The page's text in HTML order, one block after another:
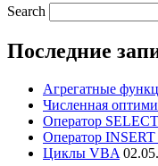
Search
Последние
Агрегатные
Численная
Оператор
Оператор
Циклы VBA